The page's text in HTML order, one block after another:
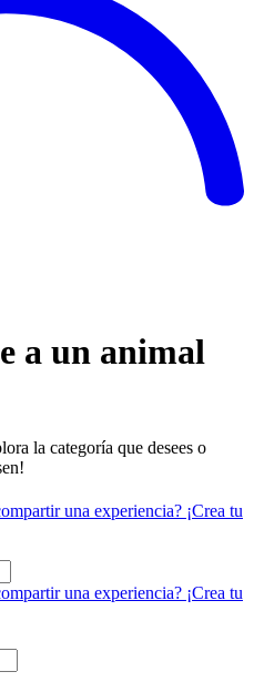
a un animal
la categoría que desees o
una experiencia? ¡Crea tu
una experiencia? ¡Crea tu